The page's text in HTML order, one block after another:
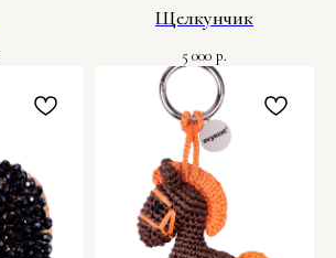
Щелкунчик
5 000 р.